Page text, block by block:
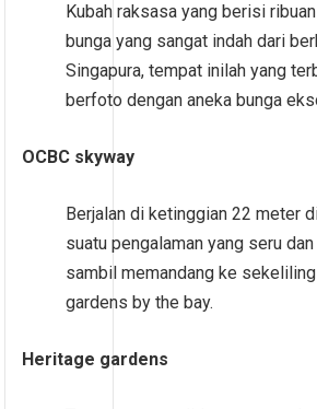
Kubah raksasa yang berisi
bunga yang sangat indah dari
Singapura, tempat inilah yang
berfoto dengan aneka bunga
OCBC skyway
Berjalan di ketinggian 22 meter
suatu pengalaman yang seru
sambil memandang ke
gardens by the bay.
Heritage gardens